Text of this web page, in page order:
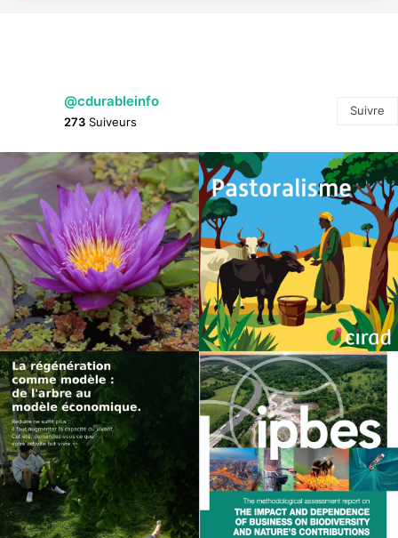
@cdurableinfo
273 Suiveurs
Suivre